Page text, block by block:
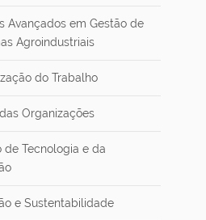
Avançados em Gestão de
Agroindustriais
do Trabalho
Organizações
de Tecnologia e da
e Sustentabilidade